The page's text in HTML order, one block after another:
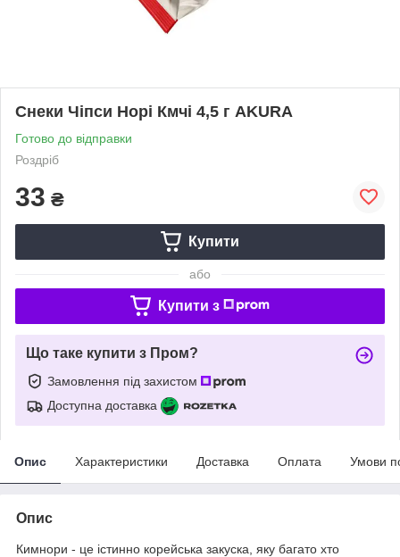
Снеки Чіпси Норі Кмчі 4,5 г AKURA
Готово до відправки
Роздріб
33 ₴
Купити
або
Купити з
Що таке купити з Пром?
Замовлення під захистом
Доступна доставка
Опис Характеристики Доставка Оплата Умови
Опис
Кимнори - це істинно корейська закуска, яку багато хто